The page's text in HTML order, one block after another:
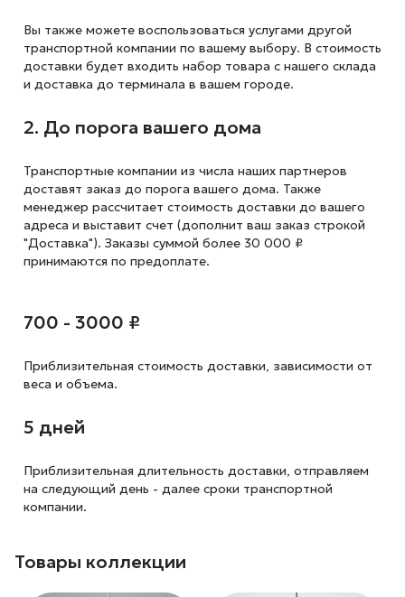
Вы также можете воспользоваться услугами другой
транспортной компании по вашему выбору. В стоимость
доставки будет входить набор товара с нашего склада
и доставка до терминала в вашем городе.
2. До порога вашего дома
Транспортные компании из числа наших партнеров
доставят заказ до порога вашего дома. Также
менеджер рассчитает стоимость доставки до вашего
адреса и выставит счет (дополнит ваш заказ строкой
"Доставка"). Заказы суммой более 30 000 ₽
принимаются по предоплате.
700 - 3000 ₽
Приблизительная стоимость доставки, зависимости от
веса и объема.
5 дней
Приблизительная длительность доставки, отправляем
на следующий день - далее сроки транспортной
компании.
Товары коллекции